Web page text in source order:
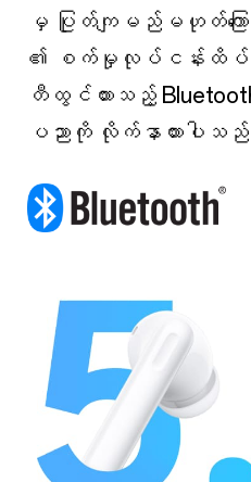
မှ ပြုတ်ကျမည်မဟုတ်ကြော
၏ စက်မှုလုပ်ငန်းထိ
တီထွင်ထားသည့်
ပညာကို လိုက်နာထားပါသ